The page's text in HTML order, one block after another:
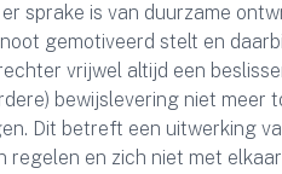
sprake is van duurzame
gemotiveerd stelt en
vrijwel altijd een
bewijslevering niet meer
Dit betreft een uitwerking
regelen en zich niet met